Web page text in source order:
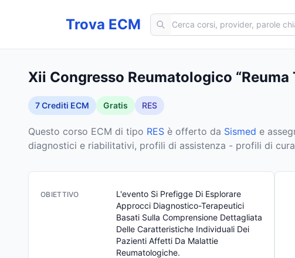
Trova ECM Cerca corsi ECM
Xii Congresso Reumatologico “Reuma
7Crediti ECM Gratis RES
Questo corso ECM di tipo RES è offerto da Sismed e
diagnostici e riabilitativi, profili di assistenza - profili di
OBIETTIVO
L'evento Si Prefigge Di Esplorare
Approcci Diagnostico-Terapeutici
Basati Sulla Comprensione Dettagliata
Delle Caratteristiche Individuali Dei
Pazienti Affetti Da Malattie
Reumatologiche.